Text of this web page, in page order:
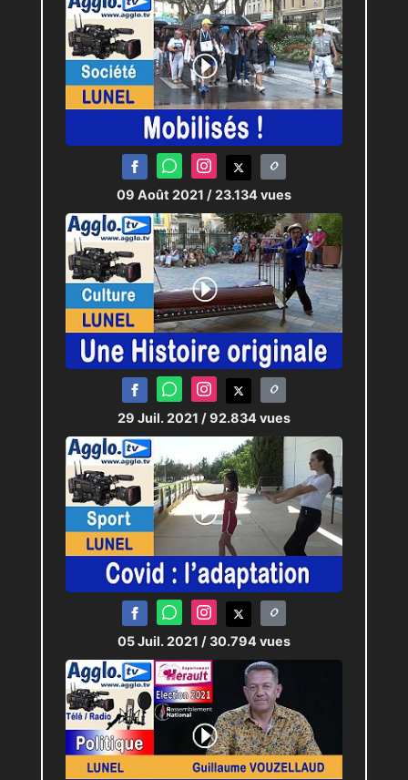
09 Août 2021 / 23.134 vues
29 Juil. 2021 / 92.834 vues
05 Juil. 2021 / 30.794 vues